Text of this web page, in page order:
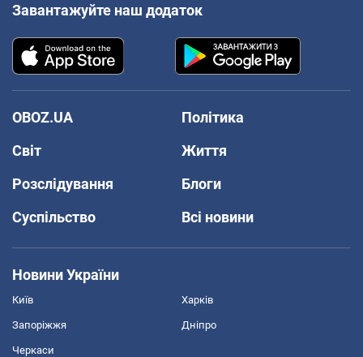
Завантажуйте наш додаток
OBOZ.UA
Політика
Світ
Життя
Розслідування
Блоги
Суспільство
Всі новини
Новини України
Київ Харків
Запоріжжя Дніпро
Черкаси